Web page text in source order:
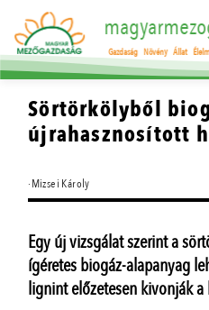
Gazdaság Növény Állat
Sörtörkölyből
újrahasznosított
·Mizsei Károly
Egy új vizsgálat szerint a
ígéretes biogáz-alapanyag
lignint előzetesen kivonják